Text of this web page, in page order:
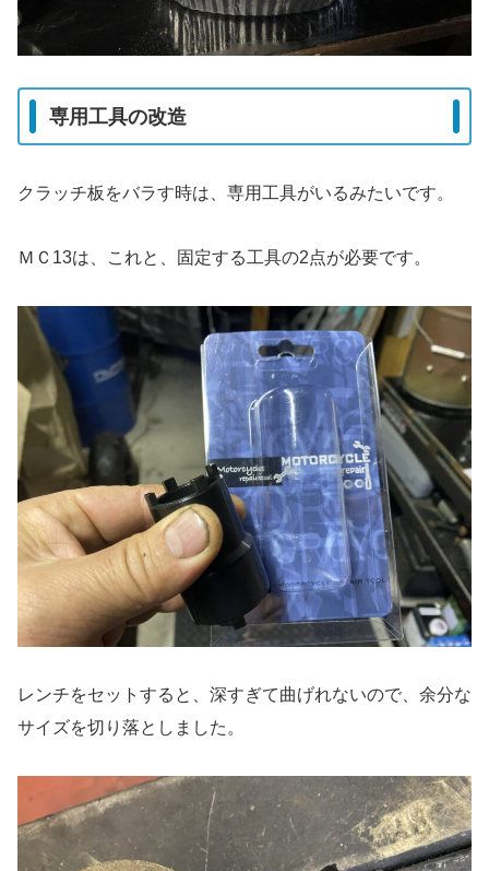
専用工具の改造
クラッチ板をバラす時は、専用工具がいるみたいです。
ＭＣ13は、これと、固定する工具の2点が必要です。
レンチをセットすると、深すぎて曲げれないので、余分な
サイズを切り落としました。